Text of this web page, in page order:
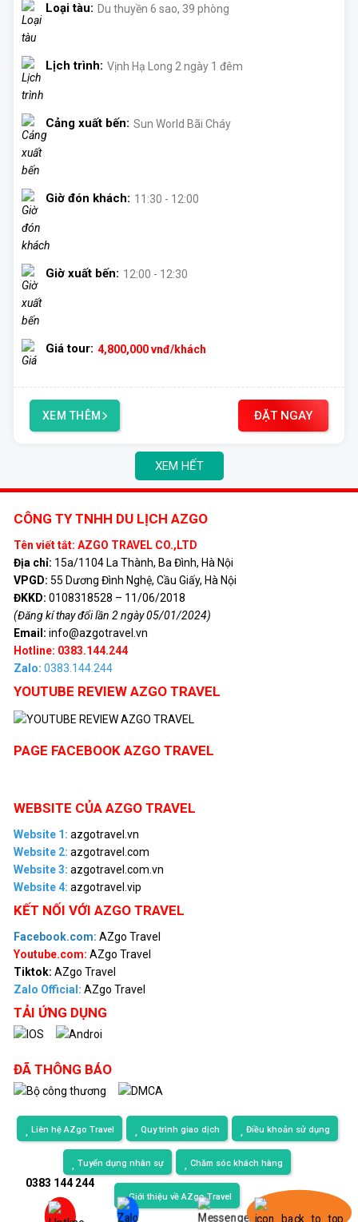
Loại tàu: Du thuyền 6 sao, 39 phòng
Lịch trình: Vịnh Hạ Long 2 ngày 1 đêm
Cảng xuất bến: Sun World Bãi Cháy
Giờ đón khách: 11:30 - 12:00
Giờ xuất bến: 12:00 - 12:30
Giá tour: 4,800,000vnđ/khách
XEM THÊM ĐẶT NGAY
XEM HẾT
CÔNG TY TNHH DU LỊCH AZGO
Tên viết tắt: AZGO TRAVEL CO.,LTD
Địa chỉ: 15a/1104 La Thành, Ba Đình, Hà Nội
VPGD: 55 Dương Đình Nghệ, Cầu Giấy, Hà Nội
ĐKKD: 0108318528 – 11/06/2018
(Đăng kí thay đổi lần 2 ngày 05/01/2024)
Email: info@azgotravel.vn
Hotline: 0383.144.244
Zalo: 0383.144.244
YOUTUBE REVIEW AZGO TRAVEL
PAGE FACEBOOK AZGO TRAVEL
WEBSITE CỦA AZGO TRAVEL
Website 1: azgotravel.vn
Website 2: azgotravel.com
Website 3: azgotravel.com.vn
Website 4: azgotravel.vip
KẾT NỐI VỚI AZGO TRAVEL
Facebook.com: AZgo Travel
Youtube.com: AZgo Travel
Tiktok: AZgo Travel
Zalo Official: AZgo Travel
TẢI ỨNG DỤNG
ĐÃ THÔNG BÁO
Liên hệ AZgo Travel Quy trình giao dịch Điều khoản sử dụng
Tuyển dụng nhân sự Chăm sóc khách hàng
Giới thiệu về AZgo Travel
0383 144 244